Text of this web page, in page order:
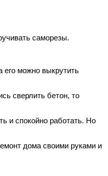
саморезы.
его можно выкрутить
сверлить бетон, то
и спокойно работать. Но
дома своими руками и